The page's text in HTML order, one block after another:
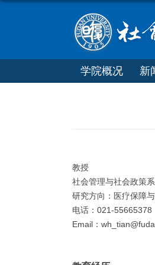
学院概况 新
教授
社会管理与社会政策系
研究方向：医疗保障
电话：021-55665378
Email：